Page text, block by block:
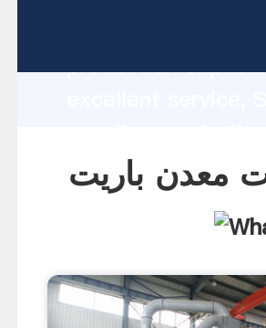
production
customers.